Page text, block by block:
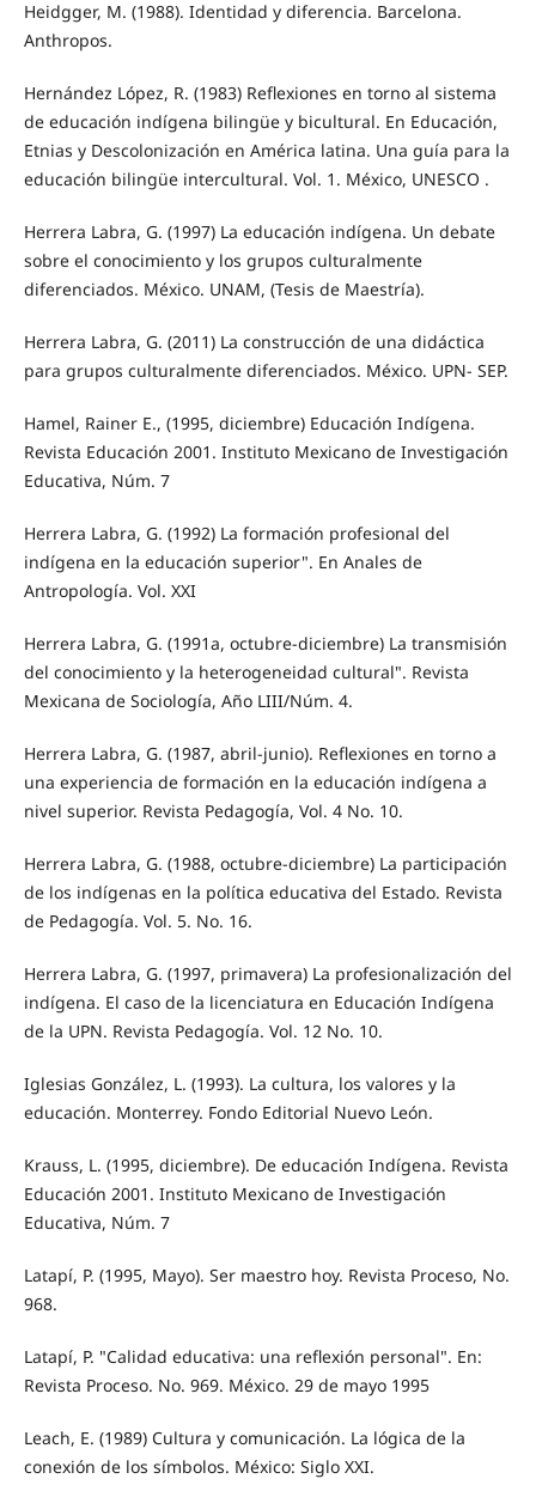
Heidgger, M. (1988). Identidad y diferencia. Barcelona.
Anthropos.
Hernández López, R. (1983) Reflexiones en torno al sistema
de educación indígena bilingüe y bicultural. En Educación,
Etnias y Descolonización en América latina. Una guía para la
educación bilingüe intercultural. Vol. 1. México, UNESCO .
Herrera Labra, G. (1997) La educación indígena. Un debate
sobre el conocimiento y los grupos culturalmente
diferenciados. México. UNAM, (Tesis de Maestría).
Herrera Labra, G. (2011) La construcción de una didáctica
para grupos culturalmente diferenciados. México. UPN- SEP.
Hamel, Rainer E., (1995, diciembre) Educación Indígena.
Revista Educación 2001. Instituto Mexicano de Investigación
Educativa, Núm. 7
Herrera Labra, G. (1992) La formación profesional del
indígena en la educación superior". En Anales de
Antropología. Vol. XXI
Herrera Labra, G. (1991a, octubre-diciembre) La transmisión
del conocimiento y la heterogeneidad cultural". Revista
Mexicana de Sociología, Año LIII/Núm. 4.
Herrera Labra, G. (1987, abril-junio). Reflexiones en torno a
una experiencia de formación en la educación indígena a
nivel superior. Revista Pedagogía, Vol. 4 No. 10.
Herrera Labra, G. (1988, octubre-diciembre) La participación
de los indígenas en la política educativa del Estado. Revista
de Pedagogía. Vol. 5. No. 16.
Herrera Labra, G. (1997, primavera) La profesionalización del
indígena. El caso de la licenciatura en Educación Indígena
de la UPN. Revista Pedagogía. Vol. 12 No. 10.
Iglesias González, L. (1993). La cultura, los valores y la
educación. Monterrey. Fondo Editorial Nuevo León.
Krauss, L. (1995, diciembre). De educación Indígena. Revista
Educación 2001. Instituto Mexicano de Investigación
Educativa, Núm. 7
Latapí, P. (1995, Mayo). Ser maestro hoy. Revista Proceso, No.
968.
Latapí, P. "Calidad educativa: una reflexión personal". En:
Revista Proceso. No. 969. México. 29 de mayo 1995
Leach, E. (1989) Cultura y comunicación. La lógica de la
conexión de los símbolos. México: Siglo XXI.